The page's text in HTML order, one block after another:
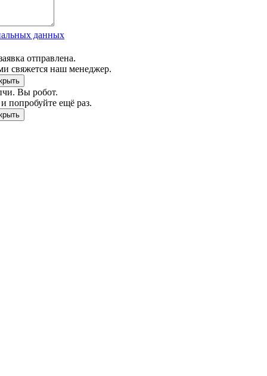
данных
отправлена.
свяжется наш менеджер.
Вы робот.
попробуйте ещё раз.